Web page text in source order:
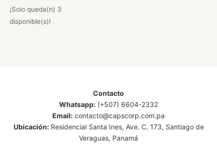
¡Solo queda(n) 3
disponible(s)!
Contacto
Whatsapp: (+507) 6604-2332
Email: contacto@capscorp.com.pa
Ubicación:Residencial Santa Ines, Ave. C. 173, Santiago de
Veraguas, Panamá